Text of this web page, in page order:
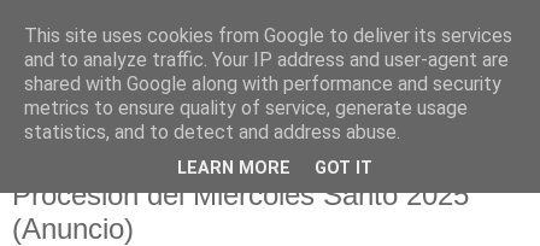
Hermandad de la
Santísima Cruz
Procesión del Miercoles Santo 2025
(Anuncio)
This site uses cookies from Google to deliver its services
and to analyze traffic. Your IP address and user-agent are
shared with Google along with performance and security
metrics to ensure quality of service, generate usage
statistics, and to detect and address abuse.
LEARN MORE GOT IT